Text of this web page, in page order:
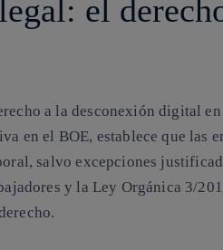
el
a la desconexión digital
en el BOE, establece que las
salvo excepciones
y la Ley Orgánica 3/